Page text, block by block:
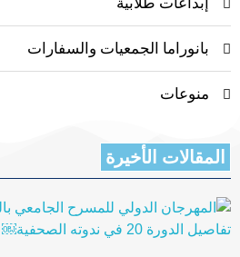
بانوراما الجمعيات والسفارات
منوعات
المقالات الأخيرة